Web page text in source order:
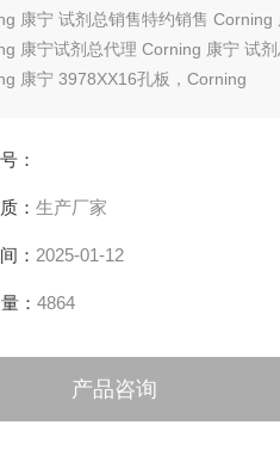
康宁 试剂总销售特约销售 Corning
康宁试剂总代理 Corning 康宁 试
康宁 3978XX16孔板，Corning
：
： 生产厂家
： 2025-01-12
： 4864
产品咨询